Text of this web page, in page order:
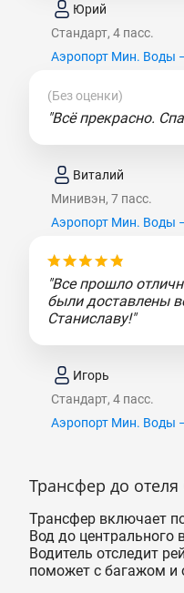
Юрий
Стандарт, 4 пасс.
Аэропорт Мин. Воды
(Без оценки)
"Всё прекрасно.
Виталий
Минивэн, 7 пасс.
Аэропорт Мин. Воды
"Все прошло
были доставлены
Станиславу!"
Игорь
Стандарт, 4 пасс.
Аэропорт Мин. Воды
Трансфер до отеля
Трансфер включает
Вод до центрального
Водитель отследит
поможет с багажом и